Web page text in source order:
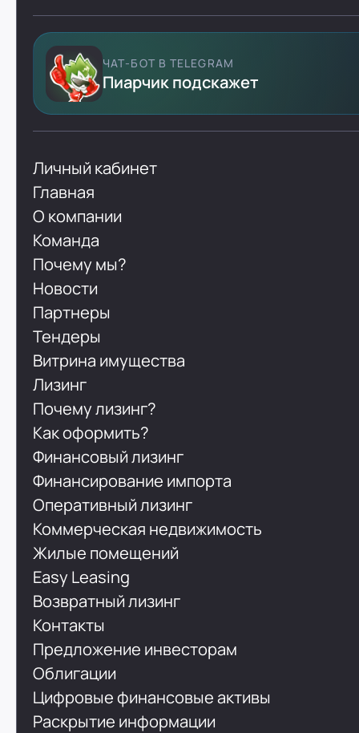
ЧАТ-БОТ В TELEGRAM
Пиарчик подскажет
Личный кабинет
Главная
О компании
Команда
Почему мы?
Новости
Партнеры
Тендеры
Витрина имущества
Лизинг
Почему лизинг?
Как оформить?
Финансовый лизинг
Финансирование импорта
Оперативный лизинг
Коммерческая недвижимость
Жилые помещений
Easy Leasing
Возвратный лизинг
Контакты
Предложение инвесторам
Облигации
Цифровые финансовые активы
Раскрытие информации